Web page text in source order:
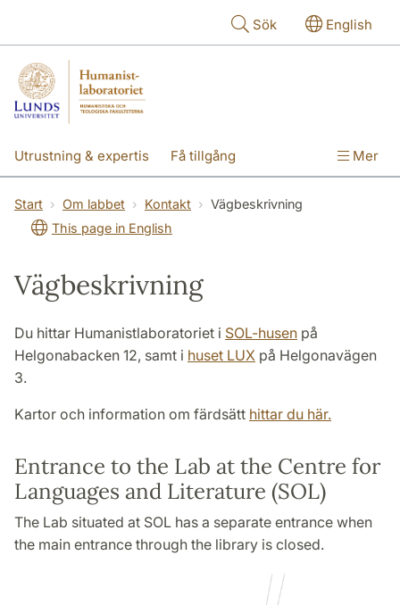
Sök English
Utrustning & expertis Få tillgång
Om labbet
Mer
Start Om labbet Kontakt
Vägbeskrivning
This page in English
Vägbeskrivning
Du hittar Humanistlaboratoriet i SOL-husen på
Helgonabacken 12, samt i huset LUX på Helgonavägen
3.
Kartor och information om färdsätt hittar du här.
Entrance to the Lab at the Centre for
Languages and Literature (SOL)
The Lab situated at SOL has a separate entrance when
the main entrance through the library is closed.